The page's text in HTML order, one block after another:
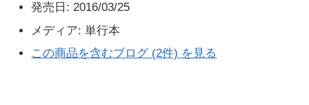
発売日: 2016/03/25
メディア: 単行本
この商品を含むブログ (2件) を見る